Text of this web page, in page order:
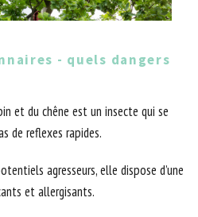
- quels dangers
et du chêne est un insecte qui se
de reflexes rapides.
agresseurs, elle dispose d’une
et allergisants.